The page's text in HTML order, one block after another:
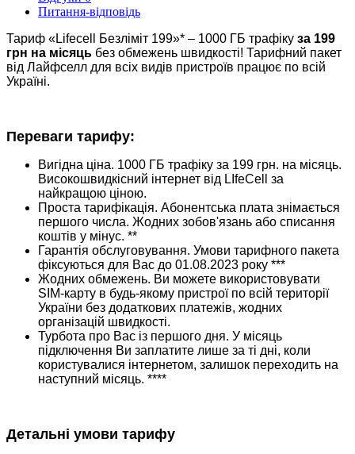
Питання-відповідь
Тариф «Lifecell Безліміт 199»* – 1000 ГБ трафіку за 199
грн на місяць без обмежень швидкості! Тарифний пакет
від Лайфселл для всіх видів пристроїв працює по всій
Україні.
Переваги тарифу:
Вигідна ціна. 1000 ГБ трафіку за 199 грн. на місяць.
Високошвидкісний інтернет від LIfeCell за
найкращою ціною.
Проста тарифікація. Абонентська плата знімається
першого числа. Жодних зобов'язань або списання
коштів у мінус. **
Гарантія обслуговування. Умови тарифного пакета
фіксуються для Вас до 01.08.2023 року ***
Жодних обмежень. Ви можете використовувати
SIM-карту в будь-якому пристрої по всій території
України без додаткових платежів, жодних
організацій швидкості.
Турбота про Вас із першого дня. У місяць
підключення Ви заплатите лише за ті дні, коли
користувалися інтернетом, залишок переходить на
наступний місяць. ****
Детальні умови тарифу